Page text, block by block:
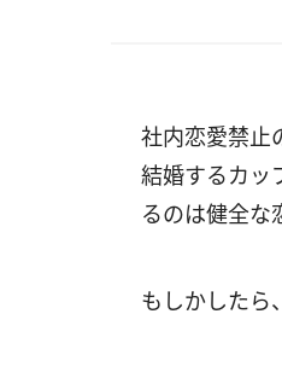
社内恋愛禁止
結婚するカッ
るのは健全な
もしかしたら